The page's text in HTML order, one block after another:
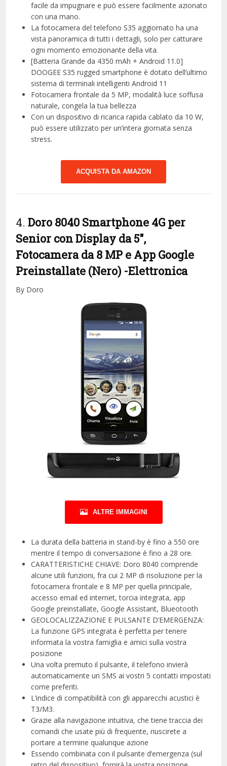
facile da impugnare e può essere facilmente azionato
con una mano.
La fotocamera del telefono S35 aggiornato ha una
vista panoramica di tutti i dettagli, solo per catturare
ogni momento emozionante della vita.
[Batteria Grande da 4350 mAh + Android 11.0]
DOOGEE S35 rugged smartphone è dotato dell’ultimo
sistema di terminali intelligenti Android 11
Fotocamera frontale da 5 MP, modalità luce soffusa
naturale, congela la tua bellezza
Con un dispositivo di ricarica rapida cablato da 10 W,
può essere utilizzato per un’intera giornata senza
stress.
ACQUISTA DA AMAZON
4.Doro 8040 Smartphone 4G per
Senior con Display da 5″,
Fotocamera da 8 MP e App Google
Preinstallate (Nero) -Elettronica
By Doro
ALTRE IMMAGINI
La durata della batteria in stand-by è fino a 550 ore
mentre il tempo di conversazione è fino a 28 ore.
CARATTERISTICHE CHIAVE: Doro 8040 comprende
alcune utili funzioni, fra cui 2 MP di risoluzione per la
fotocamera frontale e 8 MP per quella principale,
accesso email ed internet, torcia integrata, app
Google preinstallate, Google Assistant, Blueotooth
GEOLOCALIZZAZIONE E PULSANTE D’EMERGENZA:
La funzione GPS integrata è perfetta per tenere
informata la vostra famiglia e amici sulla vostra
posizione
Una volta premuto il pulsante, il telefono invierà
automaticamente un SMS ai vostri 5 contatti impostati
come preferiti.
L’indice di compatibilità con gli apparecchi acustici è
T3/M3.
Grazie alla navigazione intuitiva, che tiene traccia dei
comandi che usate più di frequente, riuscirete a
portare a termine qualunque azione
Essendo combinata con il pulsante d’emergenza (sul